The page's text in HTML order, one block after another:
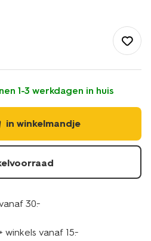
folieballon-
1-3 werkdagen in huis
in winkelmandje
30.-
winkels vanaf 15.-